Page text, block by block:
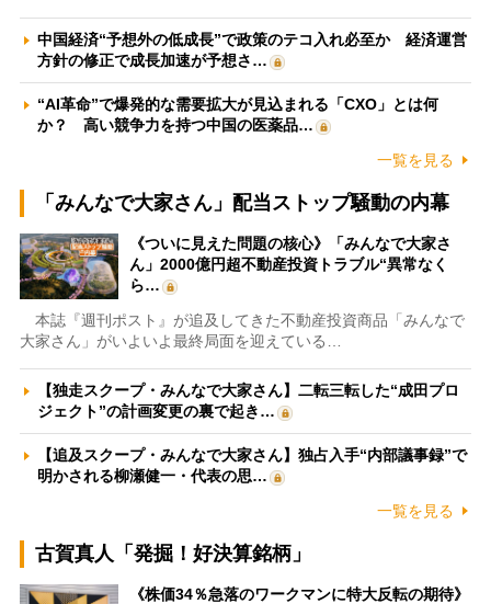
中国経済“予想外の低成長”で政策のテコ入れ必至か 経済運営
方針の修正で成長加速が予想さ…
“AI革命”で爆発的な需要拡大が見込まれる「CXO」とは何
か？ 高い競争力を持つ中国の医薬品…
一覧を見る
「みんなで大家さん」配当ストップ騒動の内幕
《ついに見えた問題の核心》「みんなで大家さ
ん」2000億円超不動産投資トラブル“異常なく
ら…
本誌『週刊ポスト』が追及してきた不動産投資商品「みんなで
大家さん」がいよいよ最終局面を迎えている…
【独走スクープ・みんなで大家さん】二転三転した“成田プロ
ジェクト”の計画変更の裏で起き…
【追及スクープ・みんなで大家さん】独占入手“内部議事録”で
明かされる柳瀬健一・代表の思…
一覧を見る
古賀真人「発掘！好決算銘柄」
《株価34％急落のワークマンに特大反転の期待》